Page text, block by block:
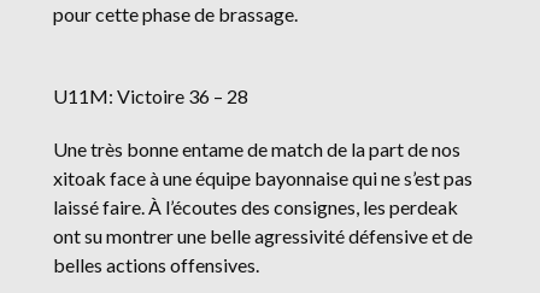
pour cette phase de brassage.
U11M: Victoire 36 – 28
Une très bonne entame de match de la part de nos
xitoak face à une équipe bayonnaise qui ne s’est pas
laissé faire. À l’écoutes des consignes, les perdeak
ont su montrer une belle agressivité défensive et de
belles actions offensives.